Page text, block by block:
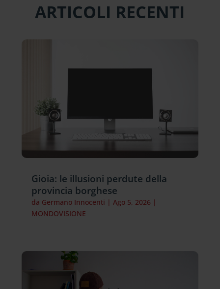
ARTICOLI RECENTI
Gioia: le illusioni perdute della
provincia borghese
da Germano Innocenti | Ago 5, 2026 |
MONDOVISIONE